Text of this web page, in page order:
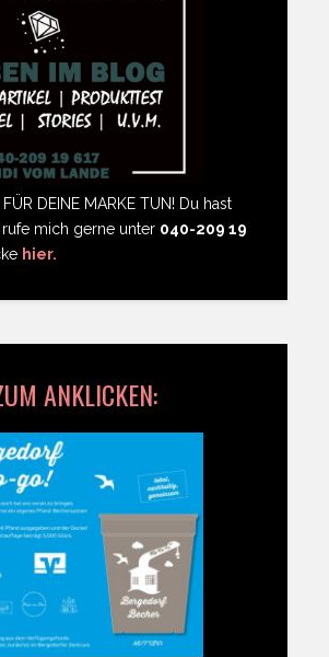
DEINE MARKE TUN! Du hast
rufe mich gerne unter 040-209 19
hier.
ANKLICKEN: